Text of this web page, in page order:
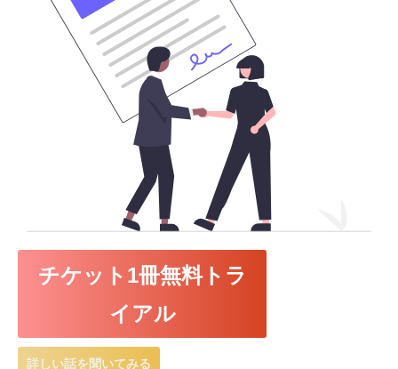
チケット1冊無料トラ
イアル
詳しい話を聞いてみる